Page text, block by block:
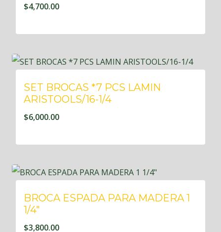
$4,700.00
SET BROCAS *7 PCS LAMIN
ARISTOOLS/16-1/4
$6,000.00
BROCA ESPADA PARA MADERA 1
1/4″
$3,800.00